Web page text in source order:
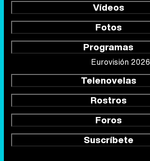
Vídeos
Fotos
Programas
Eurovisión 2026
Telenovelas
Rostros
Foros
Suscríbete